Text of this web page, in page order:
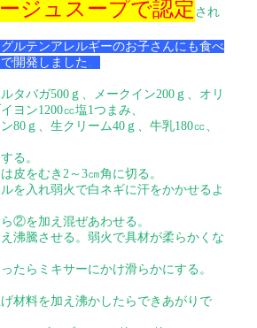
ジュスープで認定 され
ルテンアレルギーのお子さんにも食べ
開発しました 。
タバガ500ｇ、メークイン200ｇ、オリ
ヨン1200㏄塩1つまみ、
80ｇ、生クリーム40ｇ、牛乳180㏄、
る。
皮をむき2～3㎝角に切る。
を入れ弱火で白ネギに汗をかかせるよ
②を加え混ぜあわせる。
沸騰させる。弱火で具材が柔らかくな
たらミキサーにかけ滑らかにする。
材料を加え沸かしたらできあがりで